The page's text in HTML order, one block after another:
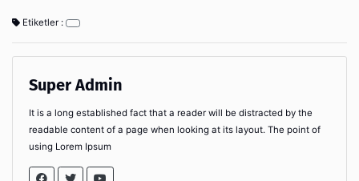
Etiketler :
Super Admin
It is a long established fact that a reader will be distracted by the
readable content of a page when looking at its layout. The point of
using Lorem Ipsum